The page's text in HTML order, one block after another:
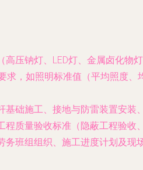
压钠灯、LED灯、金属卤化物
求，如照明标准值（平均照度
础施工、接地与防雷装置安装
质量验收标准（隐蔽工程验收
班组组织、施工进度计划及现